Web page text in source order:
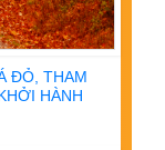
ĐỎ, THAM
HÀNH